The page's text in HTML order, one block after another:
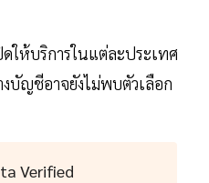
ให้บริการในแต่ละประเทศ
บัญชีอาจยังไม่พบตัวเลือก
Verified